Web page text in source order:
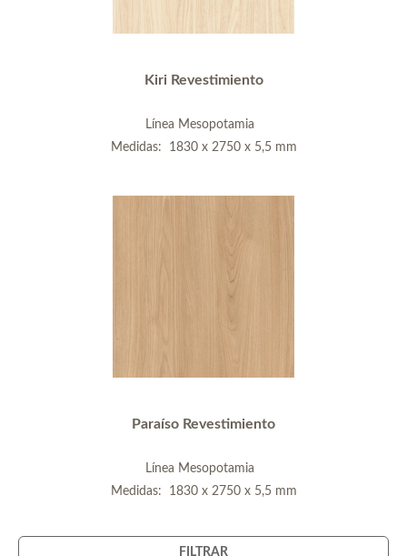
Kiri Revestimiento
Línea Mesopotamia
Medidas: 1830 x 2750 x 5,5 mm
Paraíso Revestimiento
Línea Mesopotamia
Medidas: 1830 x 2750 x 5,5 mm
FILTRAR